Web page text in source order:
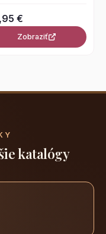
€
Zobraziť
katalógy